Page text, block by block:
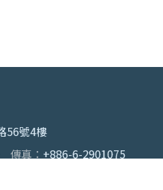
56號4樓
傳真： +886-6-2901075